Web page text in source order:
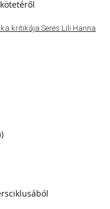
kritikája Seres Lili Hanna